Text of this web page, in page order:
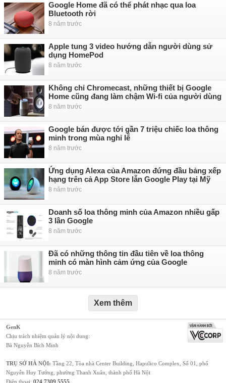
Google Home đã có thể phát nhạc qua loa
Bluetooth rời
8 năm trước
Apple tung 3 video hướng dẫn người dùng sử
dụng HomePod
8 năm trước
Không chỉ Chromecast, những thiết bị Google
Home cũng đang làm chậm Wi-fi của người dùng
8 năm trước
Google bán được tới gần 7 triệu chiếc loa thông
minh trong mùa nghỉ lễ
8 năm trước
Ứng dụng Alexa của Amazon đứng đầu bảng xếp
hạng trên cả App Store lẫn Google Play tại Mỹ
8 năm trước
Doanh số loa thông minh của Amazon nhiều gấp
3 lần Google
8 năm trước
Đã có những thông tin đầu tiên về loa thông
minh có màn hình cảm ứng của Google
8 năm trước
Xem thêm
GenK
Chịu trách nhiệm quản lý nội dung:
Bà Nguyễn Bích Minh
TRỤ SỞ HÀ NỘI: Tầng 22, Tòa nhà Center Building, Hapulico Complex, Số 01, phố
Nguyễn Huy Tưởng, phường Thanh Xuân, thành phố Hà Nội
Điện thoại: 024 7309 5555